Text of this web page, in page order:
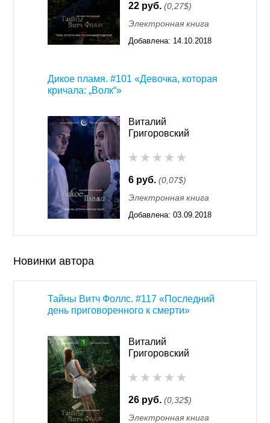
22 руб. (0,27$)
Электронная книга
Добавлена: 14.10.2018
Дикое пламя. #101 «Девочка, которая
кричала: „Волк“»
Виталий
Григоровский
6 руб. (0,07$)
Электронная книга
Добавлена: 03.09.2018
Новинки автора
Тайны Витч Фоллс. #117 «Последний
день приговоренного к смерти»
Виталий
Григоровский
26 руб. (0,32$)
Электронная книга